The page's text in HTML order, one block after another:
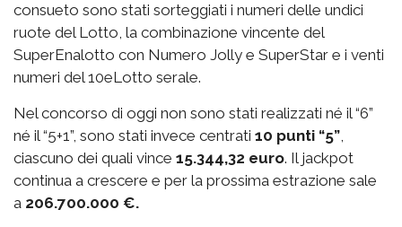
consueto sono stati sorteggiati i numeri delle undici
ruote del Lotto, la combinazione vincente del
SuperEnalotto con Numero Jolly e SuperStar e i venti
numeri del 10eLotto serale.
Nel concorso di oggi non sono stati realizzati né il “6”
né il “5+1”, sono stati invece centrati 10 punti “5”,
ciascuno dei quali vince 15.344,32 euro. Il jackpot
continua a crescere e per la prossima estrazione sale
a 206.700.000 €.